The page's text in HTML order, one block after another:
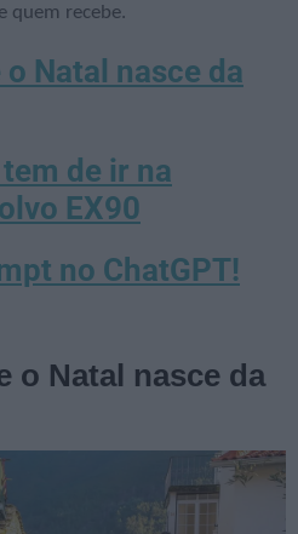
quem recebe.
Natal nasce da
de ir na
EX90
no ChatGPT!
o Natal nasce da